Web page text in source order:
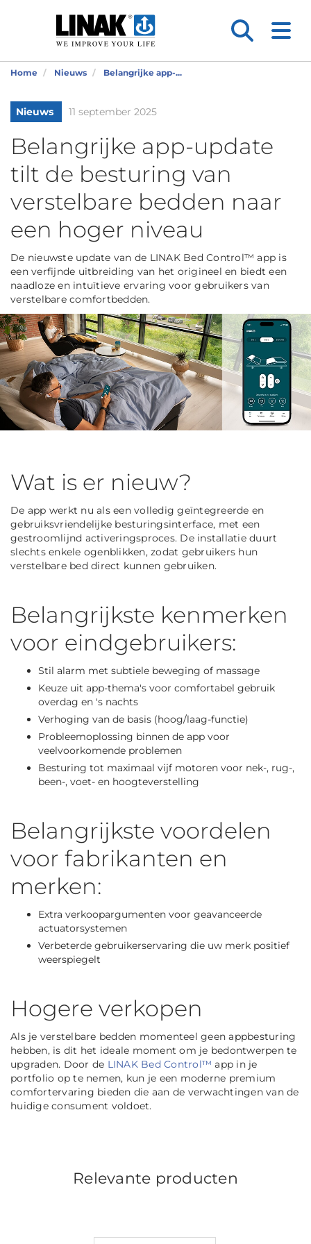
Home Nieuws Belangrijke app-...
Nieuws 11 september 2025
Belangrijke app-update
tilt de besturing van
verstelbare bedden naar
een hoger niveau
De nieuwste update van de LINAK Bed Control™ app is
een verfijnde uitbreiding van het origineel en biedt een
naadloze en intuïtieve ervaring voor gebruikers van
verstelbare comfortbedden.
Wat is er nieuw?
De app werkt nu als een volledig geïntegreerde en
gebruiksvriendelijke besturingsinterface, met een
gestroomlijnd activeringsproces. De installatie duurt
slechts enkele ogenblikken, zodat gebruikers hun
verstelbare bed direct kunnen gebruiken.
Belangrijkste kenmerken
voor eindgebruikers:
Stil alarm met subtiele beweging of massage
Keuze uit app-thema's voor comfortabel gebruik
overdag en 's nachts
Verhoging van de basis (hoog/laag-functie)
Probleemoplossing binnen de app voor
veelvoorkomende problemen
Besturing tot maximaal vijf motoren voor nek-, rug-,
been-, voet- en hoogteverstelling
Belangrijkste voordelen
voor fabrikanten en
merken:
Extra verkoopargumenten voor geavanceerde
actuatorsystemen
Verbeterde gebruikerservaring die uw merk positief
weerspiegelt
Hogere verkopen
Als je verstelbare bedden momenteel geen appbesturing
hebben, is dit het ideale moment om je bedontwerpen te
upgraden. Door de LINAK Bed Control™ app in je
portfolio op te nemen, kun je een moderne premium
comfortervaring bieden die aan de verwachtingen van de
huidige consument voldoet.
Relevante producten